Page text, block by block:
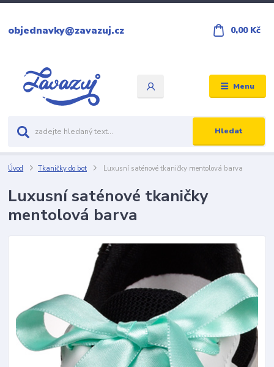
Menu
Hledat
objednavky@zavazuj.cz 0,00 Kč
Úvod Tkaničky do bot Luxusní saténové tkaničky mentolová barva
Luxusní saténové tkaničky
mentolová barva